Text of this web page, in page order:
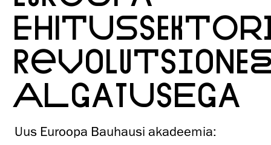
ALGATUSEGA
Uus Euroopa Bauhausi akadeemia: